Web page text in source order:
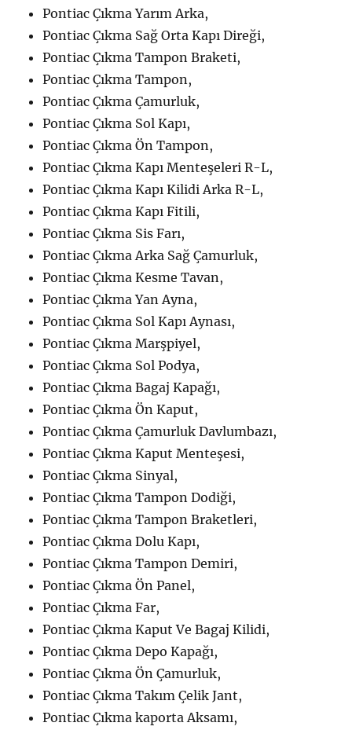
Pontiac Çıkma Yarım Arka,
Pontiac Çıkma Sağ Orta Kapı Direği,
Pontiac Çıkma Tampon Braketi,
Pontiac Çıkma Tampon,
Pontiac Çıkma Çamurluk,
Pontiac Çıkma Sol Kapı,
Pontiac Çıkma Ön Tampon,
Pontiac Çıkma Kapı Menteşeleri R-L,
Pontiac Çıkma Kapı Kilidi Arka R-L,
Pontiac Çıkma Kapı Fitili,
Pontiac Çıkma Sis Farı,
Pontiac Çıkma Arka Sağ Çamurluk,
Pontiac Çıkma Kesme Tavan,
Pontiac Çıkma Yan Ayna,
Pontiac Çıkma Sol Kapı Aynası,
Pontiac Çıkma Marşpiyel,
Pontiac Çıkma Sol Podya,
Pontiac Çıkma Bagaj Kapağı,
Pontiac Çıkma Ön Kaput,
Pontiac Çıkma Çamurluk Davlumbazı,
Pontiac Çıkma Kaput Menteşesi,
Pontiac Çıkma Sinyal,
Pontiac Çıkma Tampon Dodiği,
Pontiac Çıkma Tampon Braketleri,
Pontiac Çıkma Dolu Kapı,
Pontiac Çıkma Tampon Demiri,
Pontiac Çıkma Ön Panel,
Pontiac Çıkma Far,
Pontiac Çıkma Kaput Ve Bagaj Kilidi,
Pontiac Çıkma Depo Kapağı,
Pontiac Çıkma Ön Çamurluk,
Pontiac Çıkma Takım Çelik Jant,
Pontiac Çıkma kaporta Aksamı,